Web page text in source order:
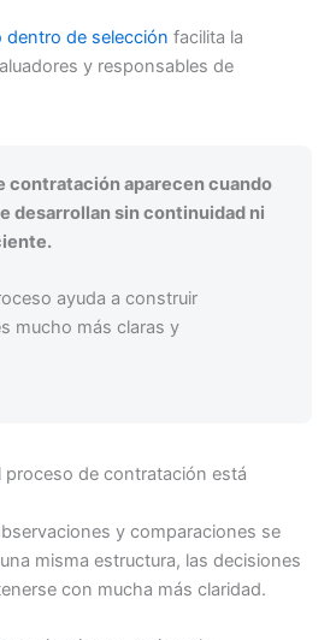
dentro de selección facilita la
y responsables de
contratación aparecen cuando
desarrollan sin continuidad ni
ayuda a construir
mucho más claras y
proceso de contratación está
y comparaciones se
misma estructura, las decisiones
con mucha más claridad.